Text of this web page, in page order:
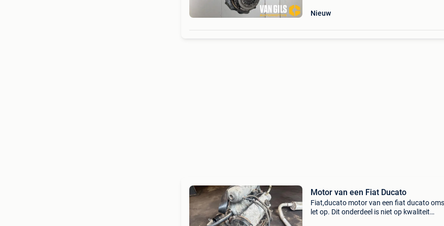
Nieuw
Motor van een Fiat Ducato
Fiat,ducato motor van een fiat ducato
let op. Dit onderdeel is niet op kwaliteit